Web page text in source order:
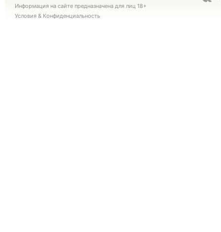
Информация на сайте предназначена для лиц 18+
Условия & Конфиденциальность